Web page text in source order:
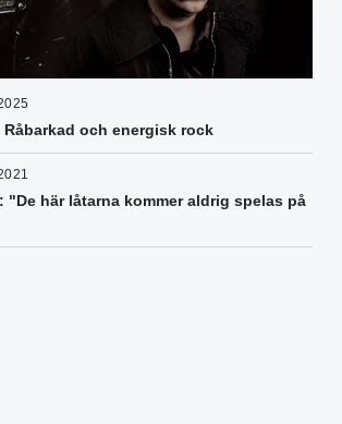
Råbarkad och energisk rock
"De här låtarna kommer aldrig spelas på